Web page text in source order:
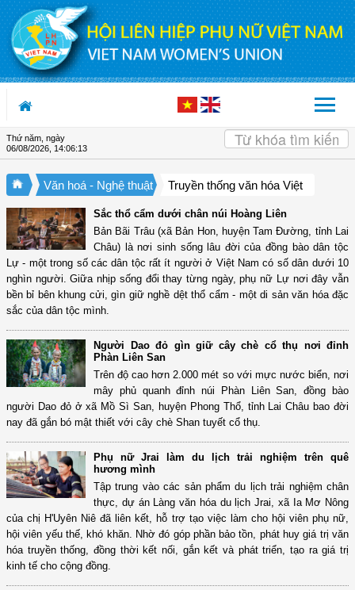
Truy cập nội dung luôn
Thứ năm, ngày
06/08/2026, 14:06:14
Văn hoá - Nghệ thuật Truyền thống văn hóa Việt
Sắc thổ cẩm dưới chân núi Hoàng Liên
Bản Bãi Trâu (xã Bản Hon, huyện Tam Đường, tỉnh Lai
Châu) là nơi sinh sống lâu đời của đồng bào dân tộc
Lự - một trong số các dân tộc rất ít người ở Việt Nam có số dân dưới 10
nghìn người. Giữa nhịp sống đổi thay từng ngày, phụ nữ Lự nơi đây vẫn
bền bỉ bên khung cửi, gìn giữ nghề dệt thổ cẩm - một di sản văn hóa đặc
sắc của dân tộc mình.
Người Dao đỏ gìn giữ cây chè cổ thụ nơi đỉnh
Phàn Liên San
Trên độ cao hơn 2.000 mét so với mực nước biển, nơi
mây phủ quanh đỉnh núi Phàn Liên San, đồng bào
người Dao đỏ ở xã Mồ Sì San, huyện Phong Thổ, tỉnh Lai Châu bao đời
nay đã gắn bó mật thiết với cây chè Shan tuyết cổ thụ.
Phụ nữ Jrai làm du lịch trải nghiệm trên quê
hương mình
Tập trung vào các sản phẩm du lịch trải nghiệm chân
thực, dự án Làng văn hóa du lịch Jrai, xã Ia Mơ Nông
của chị H'Uyên Niê đã liên kết, hỗ trợ tạo việc làm cho hội viên phụ nữ,
hội viên yếu thế, khó khăn. Nhờ đó góp phần bảo tồn, phát huy giá trị văn
hóa truyền thống, đồng thời kết nối, gắn kết và phát triển, tạo ra giá trị
kinh tế cho cộng đồng.